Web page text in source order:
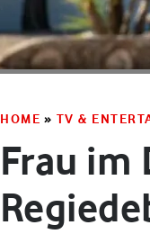
HOME » TV &
Frau im